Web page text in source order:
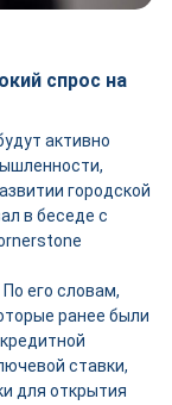
спрос на
активно
городской
в беседе с
его словам,
ранее были
ставки,
для открытия